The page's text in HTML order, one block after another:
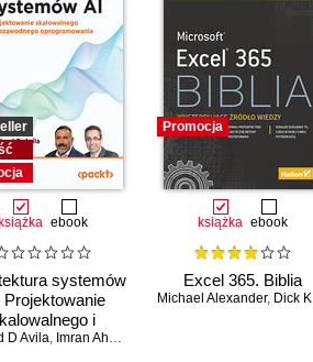
książka ebook
systemów
Projektowanie
i
D Avila, Imran Ahmad
Promocja
książka ebook
Excel 365. Biblia
Michael Alexander, Dick Kusleika